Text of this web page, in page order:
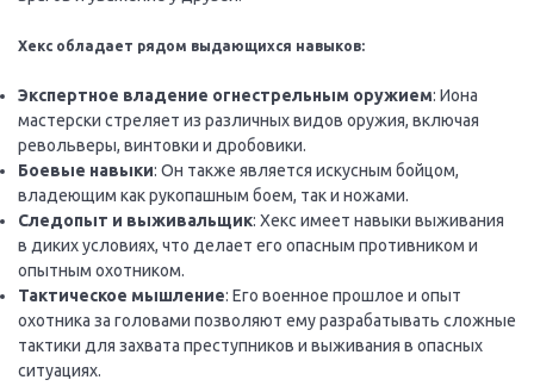
Хекс обладает рядом выдающихся навыков:
Экспертное владение огнестрельным оружием: Иона
мастерски стреляет из различных видов оружия, включая
револьверы, винтовки и дробовики.
Боевые навыки: Он также является искусным бойцом,
владеющим как рукопашным боем, так и ножами.
Следопыт и выживальщик: Хекс имеет навыки выживания
в диких условиях, что делает его опасным противником и
опытным охотником.
Тактическое мышление: Его военное прошлое и опыт
охотника за головами позволяют ему разрабатывать сложные
тактики для захвата преступников и выживания в опасных
ситуациях.